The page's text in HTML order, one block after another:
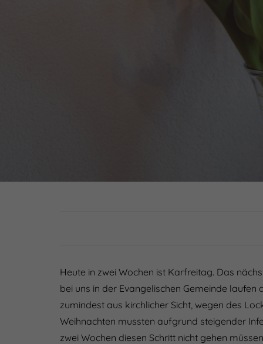
Heute in zwei Wochen ist Karfreitag. Das
bei uns in der Evangelischen Gemeinde
zumindest aus kirchlicher Sicht, wegen des
Weihnachten mussten aufgrund steigender
zwei Wochen diesen Schritt nicht gehen